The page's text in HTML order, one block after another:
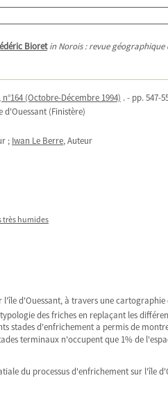
Bioret in Norois : revue géographique
n°164 (Octobre-Décembre 1994) . - pp. 547-
(Finistère)
; Iwan Le Berre, Auteur
très humides
l'île d'Ouessant, à travers une
des friches en replaçant les
stades d'enfrichement a permis de
terminaux n'occupent que 1% de
du processus d'enfrichement sur l'île